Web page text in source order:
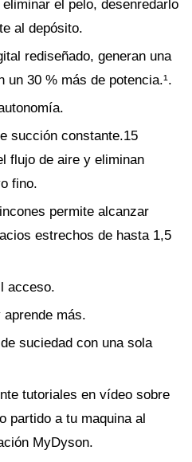
el pelo, desenredarlo
al depósito.
rediseñado, generan una
un 30 % más de potencia.¹.
succión constante.15
flujo de aire y eliminan
fino.
permite alcanzar
estrechos de hasta 1,5
acceso.
más.
suciedad con una sola
tutoriales en vídeo sobre
partido a tu maquina al
MyDyson.